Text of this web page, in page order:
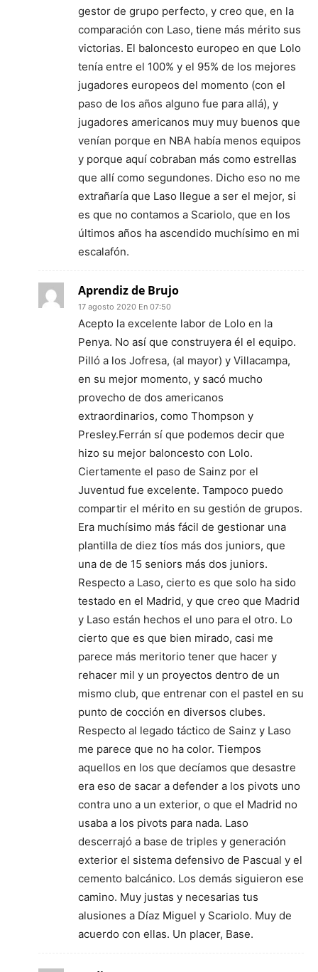
gestor de grupo perfecto, y creo que, en la
comparación con Laso, tiene más mérito sus
victorias. El baloncesto europeo en que Lolo
tenía entre el 100% y el 95% de los mejores
jugadores europeos del momento (con el
paso de los años alguno fue para allá), y
jugadores americanos muy muy buenos que
venían porque en NBA había menos equipos
y porque aquí cobraban más como estrellas
que allí como segundones. Dicho eso no me
extrañaría que Laso llegue a ser el mejor, si
es que no contamos a Scariolo, que en los
últimos años ha ascendido muchísimo en mi
escalafón.
Aprendiz de Brujo
17 agosto 2020 En 07:50
Acepto la excelente labor de Lolo en la
Penya. No así que construyera él el equipo.
Pilló a los Jofresa, (al mayor) y Villacampa,
en su mejor momento, y sacó mucho
provecho de dos americanos
extraordinarios, como Thompson y
Presley.Ferrán sí que podemos decir que
hizo su mejor baloncesto con Lolo.
Ciertamente el paso de Sainz por el
Juventud fue excelente. Tampoco puedo
compartir el mérito en su gestión de grupos.
Era muchísimo más fácil de gestionar una
plantilla de diez tíos más dos juniors, que
una de de 15 seniors más dos juniors.
Respecto a Laso, cierto es que solo ha sido
testado en el Madrid, y que creo que Madrid
y Laso están hechos el uno para el otro. Lo
cierto que es que bien mirado, casi me
parece más meritorio tener que hacer y
rehacer mil y un proyectos dentro de un
mismo club, que entrenar con el pastel en su
punto de cocción en diversos clubes.
Respecto al legado táctico de Sainz y Laso
me parece que no ha color. Tiempos
aquellos en los que decíamos que desastre
era eso de sacar a defender a los pivots uno
contra uno a un exterior, o que el Madrid no
usaba a los pivots para nada. Laso
descerrajó a base de triples y generación
exterior el sistema defensivo de Pascual y el
cemento balcánico. Los demás siguieron ese
camino. Muy justas y necesarias tus
alusiones a Díaz Miguel y Scariolo. Muy de
acuerdo con ellas. Un placer, Base.